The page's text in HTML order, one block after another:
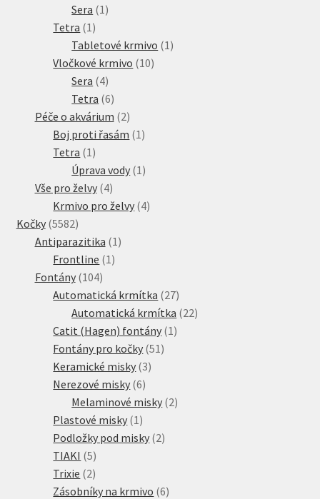
Sera 1 1
Tetra 1 1
produkt
Tabletové krmivo 1 1
Vločkové krmivo 1010
Sera 44
produkty
Tetra 66
produktů
Péče o akvárium 22
produkty
Boj proti řasám 1 1
Tetra 1 1
produkt
Úprava vody 1 1
Vše pro želvy 44
produkty
Krmivo pro želvy 44
Kočky 55825582
produktů
Antiparazitika 1 1
Frontline 1 1
Fontány 104104
produktů
Automatická krmítka 2727
produktů
Automatická krmítka 2222
Catit (Hagen) fontány 1 1
Fontány pro kočky 51 51
Keramické misky 33
Nerezové misky 66
produktů
Melaminové misky 22
Plastové misky 1 1
produkt
Podložky pod misky 22
TIAKI 55
produktů
Trixie 22
produkty
Zásobníky na krmivo 66